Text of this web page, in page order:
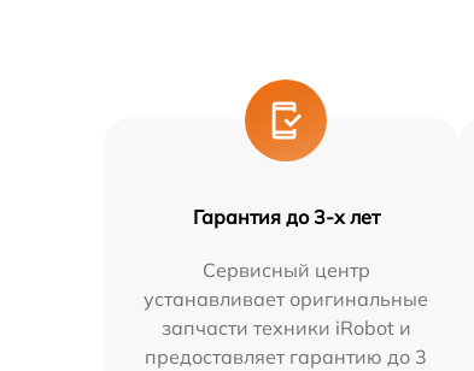
Гарантия до 3-х лет
Сервисный центр
устанавливает оригинальные
запчасти техники iRobot и
предоставляет гарантию до 3